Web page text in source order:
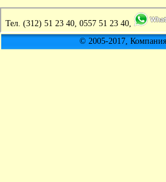
Тел. (312) 51 23 40, 0557 51 23 40,
© 2005-2017, Компания